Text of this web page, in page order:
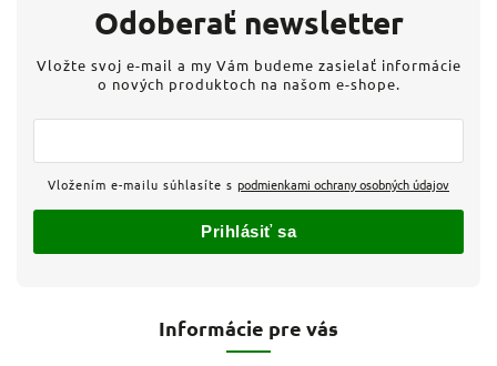
Informácie pre vás
Odoberať newsletter
Vložte svoj e-mail a my Vám budeme zasielať informácie
o nových produktoch na našom e-shope.
Vložením e-mailu súhlasíte s podmienkami ochrany osobných údajov
Prihlásiť sa